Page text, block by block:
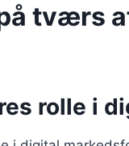
tværs
rolle i